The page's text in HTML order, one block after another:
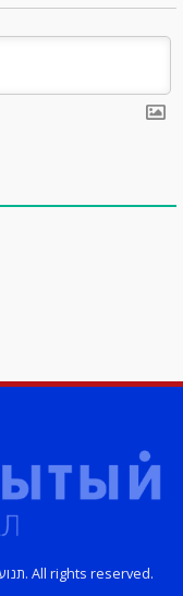
Copyright © Открытый телеканал. תנועת הערבות. All rights reserved.